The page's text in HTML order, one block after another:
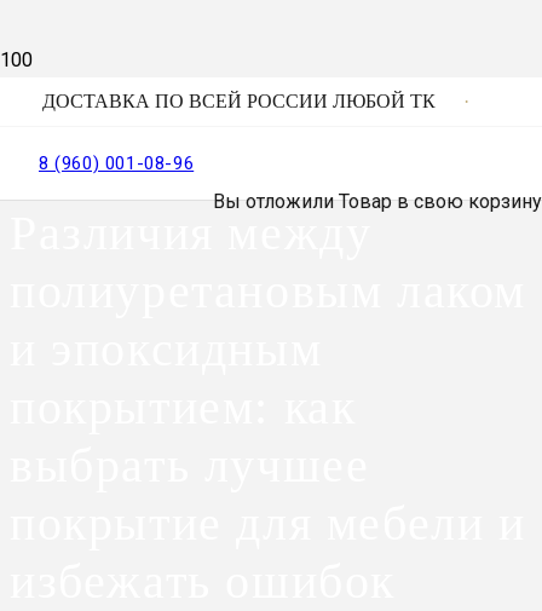
ДОСТАВКА ПО ВСЕЙ РОССИИ ЛЮБОЙ ТК
8 (960) 001-08-96
Вы отложилиТоварв свою